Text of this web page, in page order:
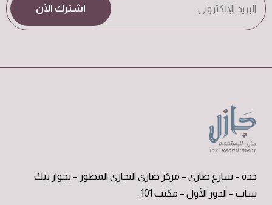
اشترك الآن
جدة – شارع صاري – مركز صاري التجاري المطور – بجوار بنك
ساب – الدور الأول – مكتب 101.